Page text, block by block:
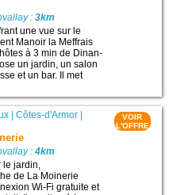
:3km
une vue sur le
Manoir la Meffrais
à 3 min de Dinan-
un jardin, un salon
et un bar. Il met
|Côtes-d'Armor |
:4km
jardin,
de La Moinerie
Wi-Fi gratuite et
VOIR
L'OFFRE